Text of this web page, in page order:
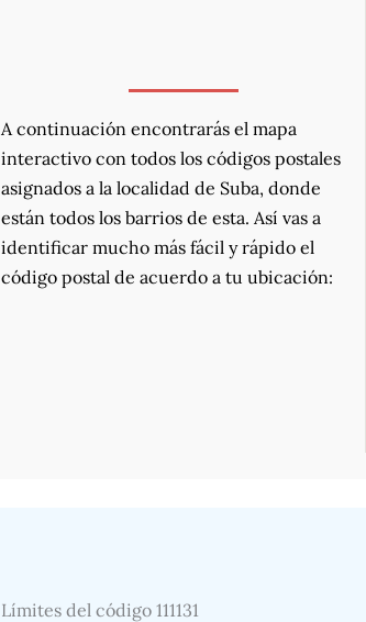
A continuación encontrarás el mapa
interactivo con todos los códigos postales
asignados a la localidad de Suba, donde
están todos los barrios de esta. Así vas a
identificar mucho más fácil y rápido el
código postal de acuerdo a tu ubicación:
Límites del código 111131